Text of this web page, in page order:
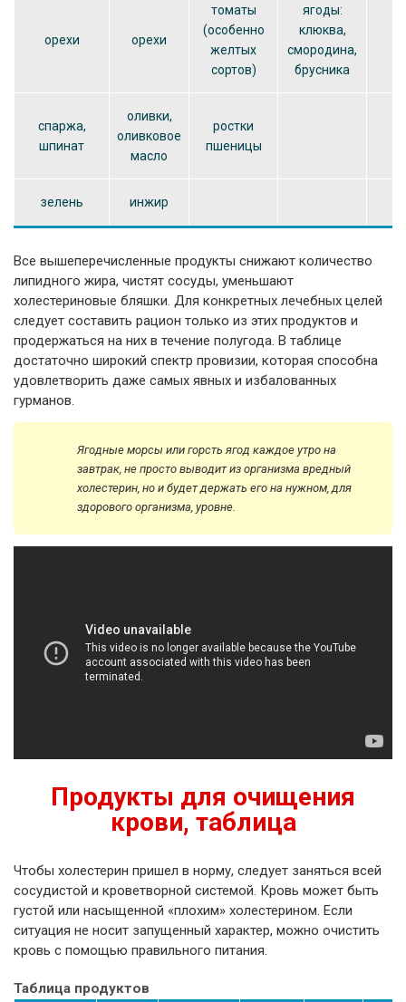
орехи орехи
томаты
(особенно
желтых
сортов)
ягоды:
клюква,
смородина,
брусника
спаржа,
шпинат
оливки,
оливковое
масло
ростки
пшеницы
зелень инжир
Все вышеперечисленные продукты снижают количество
липидного жира, чистят сосуды, уменьшают
холестериновые бляшки. Для конкретных лечебных целей
следует составить рацион только из этих продуктов и
продержаться на них в течение полугода. В таблице
достаточно широкий спектр провизии, которая способна
удовлетворить даже самых явных и избалованных
гурманов.
Ягодные морсы или горсть ягод каждое утро на
завтрак, не просто выводит из организма вредный
холестерин, но и будет держать его на нужном, для
здорового организма, уровне.
Продукты для очищения
крови, таблица
Чтобы холестерин пришел в норму, следует заняться всей
сосудистой и кроветворной системой. Кровь может быть
густой или насыщенной «плохим» холестерином. Если
ситуация не носит запущенный характер, можно очистить
кровь с помощью правильного питания.
Таблица продуктов